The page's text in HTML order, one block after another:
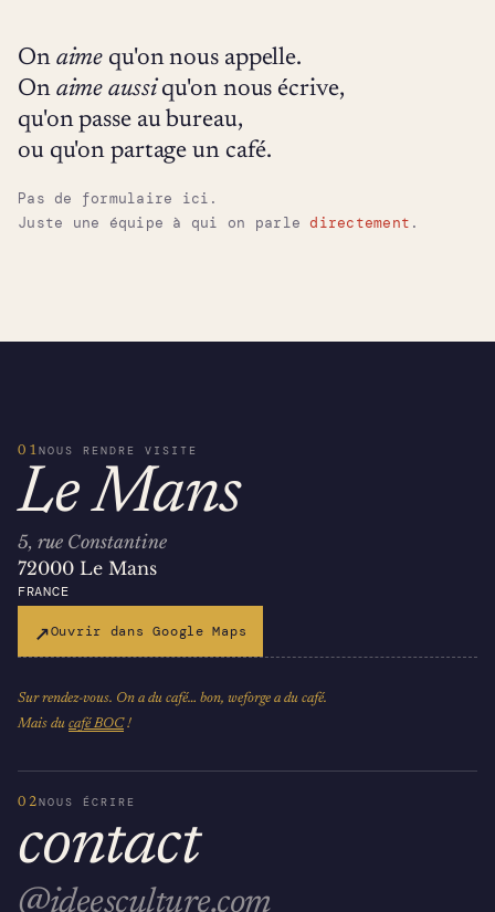
On aime qu'on nous appelle.
On aime aussiqu'on nous écrive,
qu'on passe au bureau,
ou qu'on partage un café.
Pas de formulaire ici.
Juste une équipe à qui on parledirectement .
01NOUS RENDRE VISITE
Le Mans
5, rue Constantine
72000 Le Mans
FRANCE
↗Ouvrir dans Google Maps
Sur rendez-vous. On a du café… bon, weforge a du café.
Mais du café BOC!
02NOUS ÉCRIRE
contact
@ideesculture.com